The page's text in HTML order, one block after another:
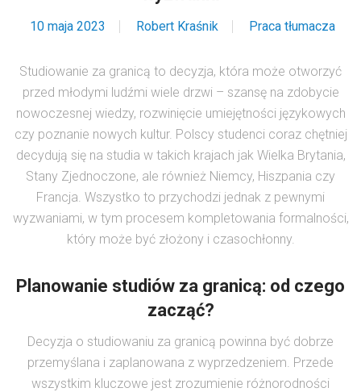
10 maja 2023 Robert Kraśnik Praca tłumacza
Studiowanie za granicą to decyzja, która może otworzyć
przed młodymi ludźmi wiele drzwi – szansę na zdobycie
nowoczesnej wiedzy, rozwinięcie umiejętności językowych
czy poznanie nowych kultur. Polscy studenci coraz chętniej
decydują się na studia w takich krajach jak Wielka Brytania,
Stany Zjednoczone, ale również Niemcy, Hiszpania czy
Francja. Wszystko to przychodzi jednak z pewnymi
wyzwaniami, w tym procesem kompletowania formalności,
który może być złożony i czasochłonny.
Planowanie studiów za granicą: od czego
zacząć?
Decyzja o studiowaniu za granicą powinna być dobrze
przemyślana i zaplanowana z wyprzedzeniem. Przede
wszystkim kluczowe jest zrozumienie różnorodności